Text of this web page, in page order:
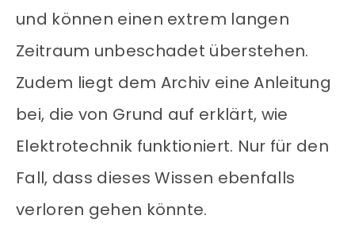
und können einen extrem langen
Zeitraum unbeschadet überstehen.
Zudem liegt dem Archiv eine Anleitung
bei, die von Grund auf erklärt, wie
Elektrotechnik funktioniert. Nur für den
Fall, dass dieses Wissen ebenfalls
verloren gehen könnte.